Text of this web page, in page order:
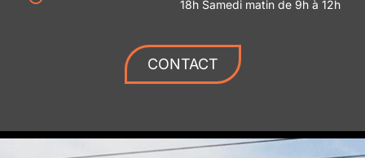
18h Samedi matin de 9h à 12h
CONTACT